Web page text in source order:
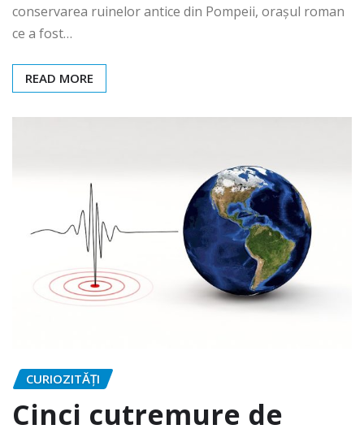
conservarea ruinelor antice din Pompeii, oraşul roman
ce a fost…
READ MORE
CURIOZITĂȚI
Cinci cutremure de